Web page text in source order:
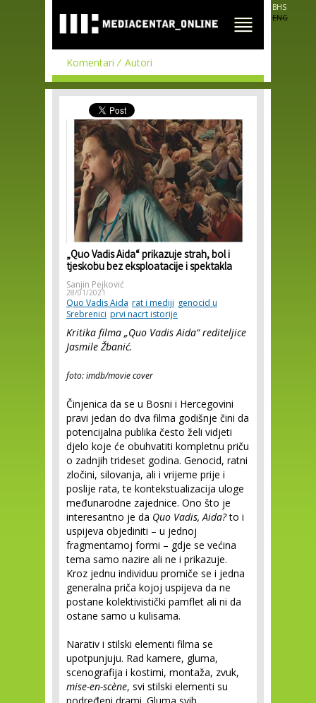
main
content
BHS
ENG
Komentari Autori
„Quo Vadis Aida“ prikazuje strah, bol i
tjeskobu bez eksploatacije i spektakla
Sanjin Pejković
28/01/2021
Quo Vadis Aida rat i mediji genocid u
Srebrenici prvi nacrt istorije
Kritika filma „Quo Vadis Aida“ rediteljice
Jasmile Žbanić.
foto: imdb/movie cover
Činjenica da se u Bosni i Hercegovini
pravi jedan do dva filma godišnje čini da
potencijalna publika često želi vidjeti
djelo koje će obuhvatiti kompletnu priču
o zadnjih trideset godina. Genocid, ratni
zločini, silovanja, ali i vrijeme prije i
poslije rata, te kontekstualizacija uloge
međunarodne zajednice. Ono što je
interesantno je da Quo Vadis, Aida?to i
uspijeva objediniti – u jednoj
fragmentarnoj formi – gdje se većina
tema samo nazire ali ne i prikazuje.
Kroz jednu individuu promiče se i jedna
generalna priča kojoj uspijeva da ne
postane kolektivistički pamflet ali ni da
ostane samo u kulisama.
Narativ i stilski elementi filma se
upotpunjuju. Rad kamere, gluma,
scenografija i kostimi, montaža, zvuk,
mise-en-scène, svi stilski elementi su